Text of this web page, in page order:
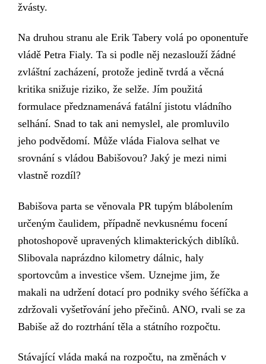
žvásty.
Na druhou stranu ale Erik Tabery volá po oponentuře
vládě Petra Fialy. Ta si podle něj nezaslouží žádné
zvláštní zacházení, protože jedině tvrdá a věcná
kritika snižuje riziko, že selže. Jím použitá
formulace předznamenává fatální jistotu vládního
selhání. Snad to tak ani nemyslel, ale promluvilo
jeho podvědomí. Může vláda Fialova selhat ve
srovnání s vládou Babišovou? Jaký je mezi nimi
vlastně rozdíl?
Babišova parta se věnovala PR tupým blábolením
určeným čaulidem, případně nevkusnému focení
photoshopově upravených klimakterických diblíků.
Slibovala naprázdno kilometry dálnic, haly
sportovcům a investice všem. Uznejme jim, že
makali na udržení dotací pro podniky svého šéfíčka a
zdržovali vyšetřování jeho přečinů. ANO, rvali se za
Babiše až do roztrhání těla a státního rozpočtu.
Stávající vláda maká na rozpočtu, na změnách v